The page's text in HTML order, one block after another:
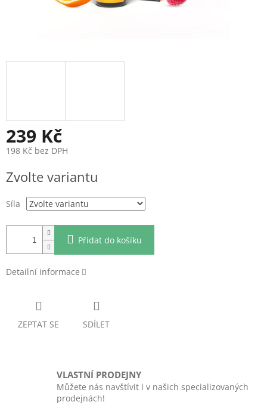
239 Kč
198 Kč bez DPH
cena:
Zvolte variantu
Síla
Přidat do košíku
Detailní informace
ZEPTAT SE SDÍLET
VLASTNÍ PRODEJNY
Můžete nás navštívit i v našich specializovaných
prodejnách!